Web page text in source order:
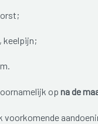
keelpijn;
op na de
voorkomende